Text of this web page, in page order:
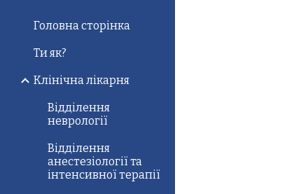
Головна сторінка
Ти як?
Клінічна лікарня
Відділення
неврології
Відділення
анестезіології та
інтенсивної терапії